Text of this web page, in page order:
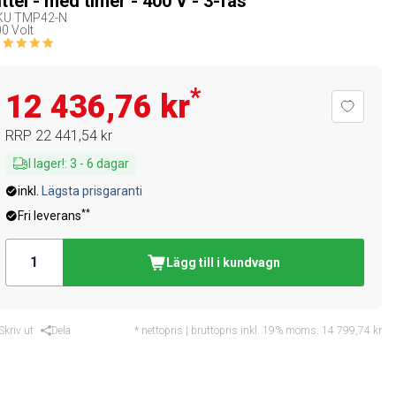
TMP42-N
Volt
12 436,76 kr*
RRP 22 441,54 kr
I lager!: 3 - 6 dagar
inkl.
Lägsta prisgaranti
Fri leverans**
Lägg till i kundvagn
ut Dela * nettopris | bruttopris inkl. 19% moms: 14 799,74 kr